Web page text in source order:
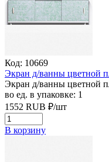
Код: 10669
Экран д/ванны цветной
Экран д/ванны цветной
во ед. в упаковке: 1
1552 RUB ₽/шт
В корзину